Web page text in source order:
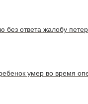
без ответа жалобу
умер во время